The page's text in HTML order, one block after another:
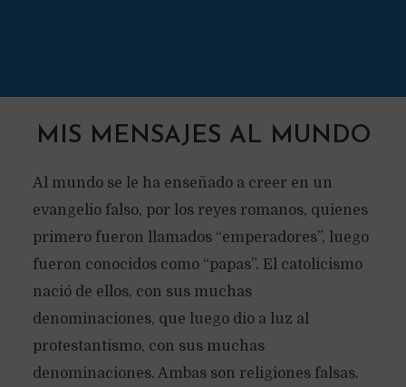
MIS MENSAJES AL MUNDO
Al mundo se le ha enseñado a creer en un
evangelio falso, por los reyes romanos, quienes
primero fueron llamados “emperadores”, luego
fueron conocidos como “papas”. El catolicismo
nació de ellos, con sus muchas
denominaciones, que luego dio a luz al
protestantismo, con sus muchas
denominaciones. Ambas son religiones falsas.